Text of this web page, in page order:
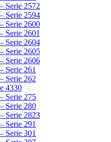
Serie 2572
Serie 2594
Serie 2600
Serie 2601
Serie 2604
Serie 2605
Serie 2606
Serie 261
Serie 262
4330
Serie 275
Serie 280
Serie 2823
Serie 291
Serie 301